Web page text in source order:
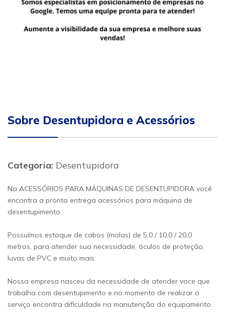
Sobre Desentupidora e Acessórios
Categoria: Desentupidora
Na ACESSÓRIOS PARA MÁQUINAS DE DESENTUPIDORA você
encontra a pronta entrega acessórios para máquina de
desentupimento.
Possuímos estoque de cabos (molas) de 5,0 / 10,0 / 20,0
metros, para atender sua necessidade, óculos de proteção,
luvas de PVC e muito mais.
Nossa empresa nasceu da necessidade de atender voce que
trabalha com desentupimento e no momento de realizar o
serviço encontra dificuldade na manutenção do equipamento.